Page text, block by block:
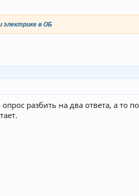
электрике в ОБ
разбить на два ответа, а то